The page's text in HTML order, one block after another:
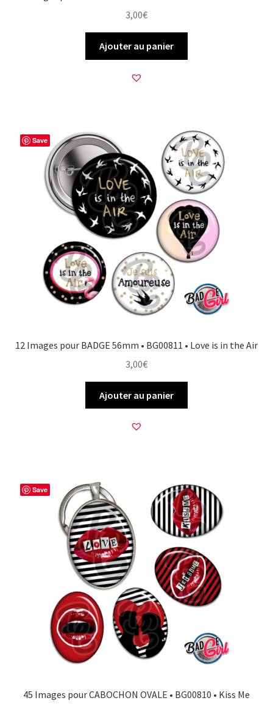
3,00€
Ajouter au panier
Save
12 Images pour BADGE 56mm • BG00811 • Love is in the Air
3,00€
Ajouter au panier
Save
45 Images pour CABOCHON OVALE • BG00810 • Kiss Me